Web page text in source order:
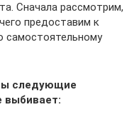
Сначала рассмотрим,
предоставим к
самостоятельному
следующие
выбивает: